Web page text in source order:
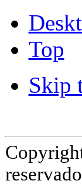
Top
Skip